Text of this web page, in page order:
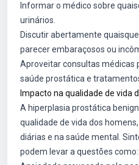
Informar o médico sobre
urinários.
Discutir abertamente
parecer embaraçosos ou
Aproveitar consultas médicas
saúde prostática e
Impacto na qualidade de vida
A hiperplasia prostática
qualidade de vida dos
diárias e na saúde mental.
podem levar a questões como: